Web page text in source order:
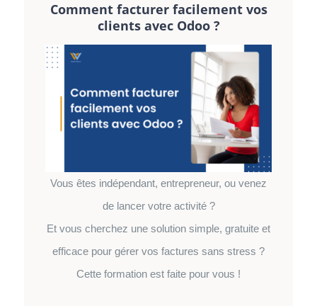
Comment facturer facilement vos
clients avec Odoo ?
Vous êtes indépendant, entrepreneur, ou venez
de lancer votre activité ?
Et vous cherchez une solution simple, gratuite et
efficace pour gérer vos factures sans stress ?
Cette formation est faite pour vous !